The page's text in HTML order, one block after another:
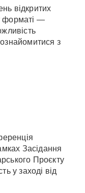
відкритих
форматі —
з
Засідання
Проєкту
у заході від